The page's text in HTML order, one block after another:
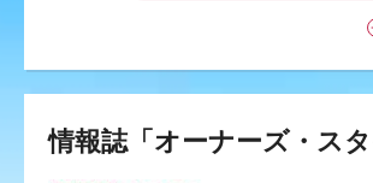
情報誌「オーナーズ・スタ